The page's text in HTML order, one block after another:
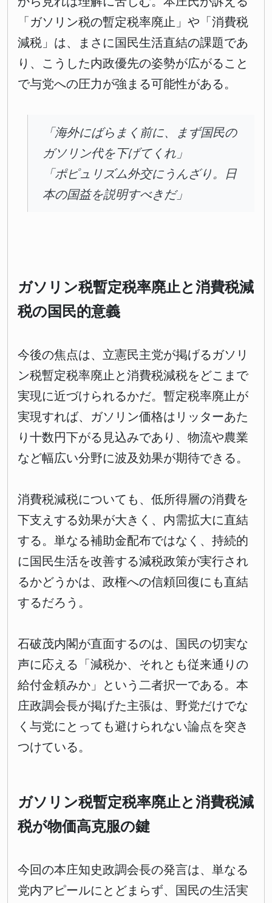
「ガソリン税の暫定税率廃止」や「消費税
減税」は、まさに国民生活直結の課題であ
り、こうした内政優先の姿勢が広がること
で与党への圧力が強まる可能性がある。
「海外にばらまく前に、まず国民の
ガソリン代を下げてくれ」
「ポピュリズム外交にうんざり。日
本の国益を説明すべきだ」
ガソリン税暫定税率廃止と消費税減
税の国民的意義
今後の焦点は、立憲民主党が掲げるガソリ
ン税暫定税率廃止と消費税減税をどこまで
実現に近づけられるかだ。暫定税率廃止が
実現すれば、ガソリン価格はリッターあた
り十数円下がる見込みであり、物流や農業
など幅広い分野に波及効果が期待できる。
消費税減税についても、低所得層の消費を
下支えする効果が大きく、内需拡大に直結
する。単なる補助金配布ではなく、持続的
に国民生活を改善する減税政策が実行され
るかどうかは、政権への信頼回復にも直結
するだろう。
石破茂内閣が直面するのは、国民の切実な
声に応える「減税か、それとも従来通りの
給付金頼みか」という二者択一である。本
庄政調会長が掲げた主張は、野党だけでな
く与党にとっても避けられない論点を突き
つけている。
ガソリン税暫定税率廃止と消費税減
税が物価高克服の鍵
今回の本庄知史政調会長の発言は、単なる
党内アピールにとどまらず、国民の生活実